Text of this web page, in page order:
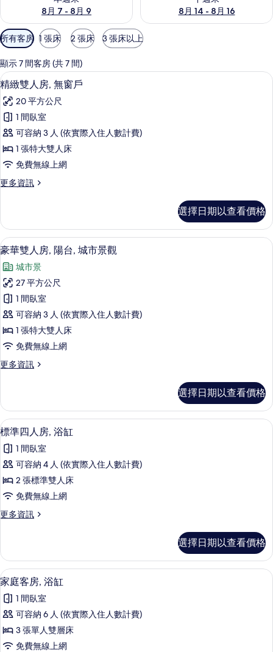
8月 7 - 8月 9
8月 14 - 8月 16
可
用
的
客
房
篩
選
條
所有客房 1 張床 2 張床 3 張床以上
顯示 7 間客房 (共 7 間)
顯
示
精
緻
雙
人
無
戶
的
所
有
相
片
精緻雙人房, 無窗戶 | 書桌、遮光布/
26
精緻雙人房, 無窗戶
20 平方公尺
1 間臥室
可容納 3 人 (依實際入住人數計費)
1 張特大雙人床
免費無線上網
更多資訊
更
雙
人
房,
窗
戶
的
詳
情
選擇日期以查看價格
顯
示
豪
華
雙
人
房,
台,
市
景
觀
的
所
有
相
片
豪華雙人房, 陽台, 城市景觀 | 書桌、
34
豪華雙人房, 陽台, 城市景觀
城市景
27 平方公尺
1 間臥室
可容納 3 人 (依實際入住人數計費)
1 張特大雙人床
免費無線上網
更多資訊
更
雙
人
房,
台,
城
景
觀
詳
選擇日期以查看價格
顯
示
標
準
四
房,
缸
的
所
有
相
片
標準四人房, 浴缸 | 起居區 | 42-吋平面
26
標準四人房, 浴缸
1 間臥室
可容納 4 人 (依實際入住人數計費)
2 張標準雙人床
免費無線上網
更多資訊
更
四
人
房,
浴
缸
的
情
選擇日期以查看價格
顯
示
家
庭
客
家庭客房, 浴缸 | 書桌、遮光布/窗簾
11
家庭客房, 浴缸
1 間臥室
可容納 6 人 (依實際入住人數計費)
3 張單人雙層床
免費無線上網